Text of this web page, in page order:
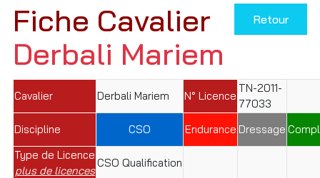
Retour
Fiche Cavalier
Derbali Mariem
Cavalier Derbali Mariem N° Licence
TN-2011-
77033
Discipline
CSO Endurance Dressage
Type de Licence
plus de licences
CSO Qualification